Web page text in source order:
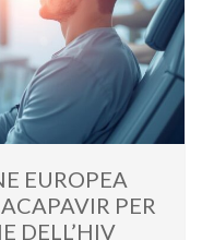
EUROPEA
PER
DELL’HIV